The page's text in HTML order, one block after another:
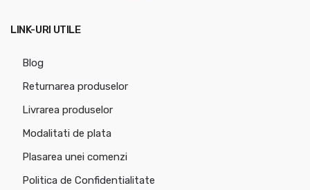
LINK-URI UTILE
Blog
Returnarea produselor
Livrarea produselor
Modalitati de plata
Plasarea unei comenzi
Politica de Confidentialitate